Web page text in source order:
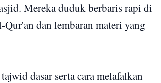
Mereka duduk berbaris rapi di
dan lembaran materi yang
dasar serta cara melafalkan